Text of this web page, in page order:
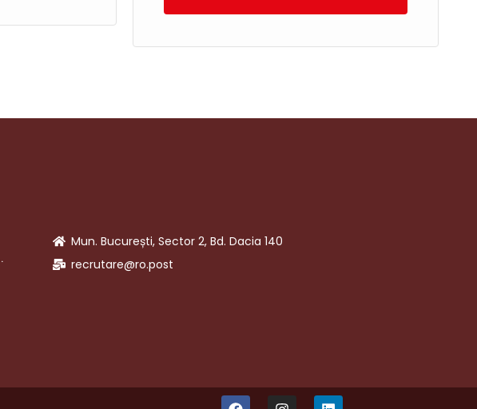
Mun. București, Sector 2, Bd. Dacia 140
recrutare@ro.post